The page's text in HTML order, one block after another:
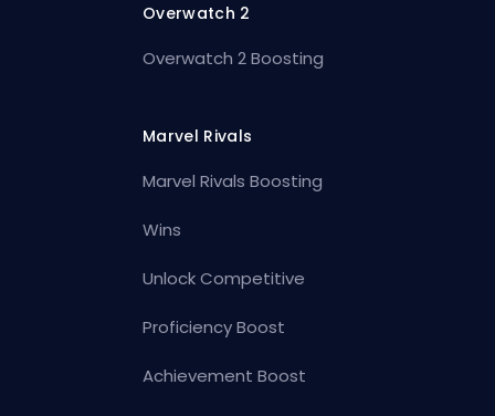
Overwatch 2
Overwatch 2 Boosting
Marvel Rivals
Marvel Rivals Boosting
Wins
Unlock Competitive
Proficiency Boost
Achievement Boost